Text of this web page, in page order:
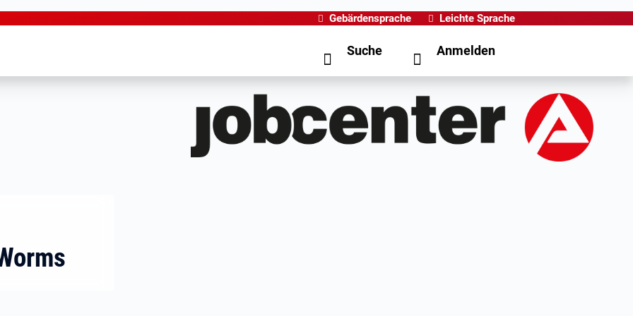
Gebärdensprache Leichte Sprache
Suche Anmelden